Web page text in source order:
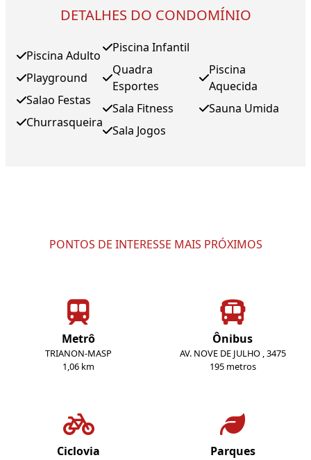
DETALHES DO CONDOMÍNIO
Piscina Adulto
Playground
Salao Festas
Churrasqueira
Piscina Infantil
Quadra
Esportes
Sala Fitness
Sala Jogos
Piscina
Aquecida
Sauna Umida
PONTOS DE INTERESSE MAIS PRÓXIMOS
Metrô
TRIANON-MASP
1,06 km
Ônibus
AV. NOVE DE JULHO , 3475
195 metros
Ciclovia Parques